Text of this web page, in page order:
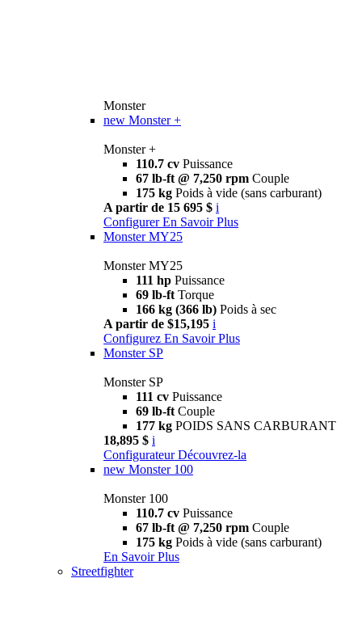
Monster
new Monster +
Monster +
110.7 cv Puissance
67 lb-ft @ 7,250 rpm Couple
175 kg Poids à vide (sans carburant)
A partir de 15 695 $ i
Configurer En Savoir Plus
Monster MY25
Monster MY25
111 hp Puissance
69 lb-ft Torque
166 kg (366 lb) Poids à sec
A partir de $15,195 i
Configurez En Savoir Plus
Monster SP
Monster SP
111 cv Puissance
69 lb-ft Couple
177 kg POIDS SANS CARBURANT
18,895 $ i
Configurateur Découvrez-la
new Monster 100
Monster 100
110.7 cv Puissance
67 lb-ft @ 7,250 rpm Couple
175 kg Poids à vide (sans carburant)
En Savoir Plus
Streetfighter